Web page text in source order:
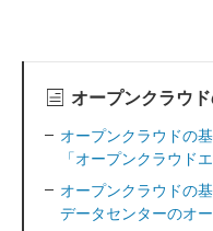
オープンクラウ
オープンクラウドの
「オープンクラウド
オープンクラウドの
データセンターのオ